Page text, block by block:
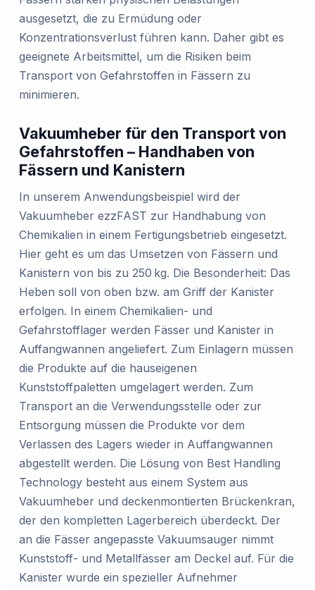
ausgesetzt, die zu Ermüdung oder
Konzentrationsverlust führen kann. Daher gibt es
geeignete Arbeitsmittel, um die Risiken beim
Transport von Gefahrstoffen in Fässern zu
minimieren.
Vakuumheber für den Transport von
Gefahrstoffen – Handhaben von
Fässern und Kanistern
In unserem Anwendungsbeispiel wird der
Vakuumheber ezzFAST zur Handhabung von
Chemikalien in einem Fertigungsbetrieb eingesetzt.
Hier geht es um das Umsetzen von Fässern und
Kanistern von bis zu 250 kg. Die Besonderheit: Das
Heben soll von oben bzw. am Griff der Kanister
erfolgen. In einem Chemikalien- und
Gefahrstofflager werden Fässer und Kanister in
Auffangwannen angeliefert. Zum Einlagern müssen
die Produkte auf die hauseigenen
Kunststoffpaletten umgelagert werden. Zum
Transport an die Verwendungsstelle oder zur
Entsorgung müssen die Produkte vor dem
Verlassen des Lagers wieder in Auffangwannen
abgestellt werden. Die Lösung von Best Handling
Technology besteht aus einem System aus
Vakuumheber und deckenmontierten Brückenkran,
der den kompletten Lagerbereich überdeckt. Der
an die Fässer angepasste Vakuumsauger nimmt
Kunststoff- und Metallfässer am Deckel auf. Für die
Kanister wurde ein spezieller Aufnehmer